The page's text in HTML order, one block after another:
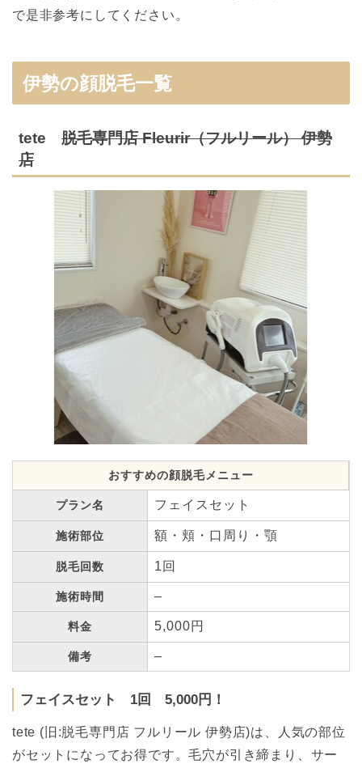
で是非参考にしてください。
伊勢の顔脱毛一覧
tete 脱毛専門店 Fleurir（フルリール） 伊勢
店
おすすめの顔脱毛メニュー
プラン名 フェイスセット
施術部位 額・頬・口周り・顎
脱毛回数 1回
施術時間 –
料金 5,000円
備考 –
フェイスセット 1回 5,000円！
tete (旧:脱毛専門店 フルリール 伊勢店)は、人気の部位
がセットになってお得です。毛穴が引き締まり、サー